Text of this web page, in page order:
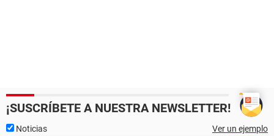
¡SUSCRÍBETE A NUESTRA NEWSLETTER!
Noticias Ver un ejemplo